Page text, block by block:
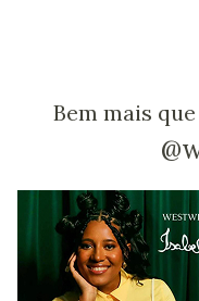
Bem mais